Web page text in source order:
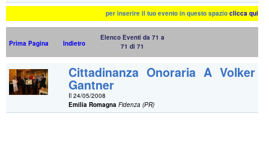
per inserire il tuo evento in questo spazioclicca qui
Prima Pagina Indietro
Elenco Eventi da 71 a
71 di 71
Cittadinanza Onoraria A Volker
Gantner
Il 24/05/2008
Emilia Romagna Fidenza (PR)